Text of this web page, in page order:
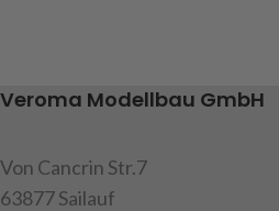
Veroma Modellbau GmbH
Von Cancrin Str.7
63877 Sailauf